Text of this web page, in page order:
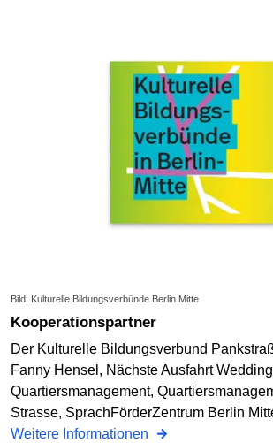
Bild: Kulturelle Bildungsverbünde Berlin Mitte
Kooperationspartner
Der Kulturelle Bildungsverbund
Fanny Hensel, Nächste Ausfahrt
Quartiersmanagement,
Strasse, SprachFörderZentrum Berlin
Weitere Informationen